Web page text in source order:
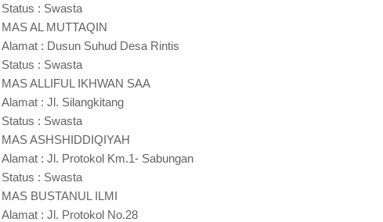
Status : Swasta
MAS AL MUTTAQIN
Alamat : Dusun Suhud Desa Rintis
Status : Swasta
MAS ALLIFUL IKHWAN SAA
Alamat : Jl. Silangkitang
Status : Swasta
MAS ASHSHIDDIQIYAH
Alamat : Jl. Protokol Km.1- Sabungan
Status : Swasta
MAS BUSTANUL ILMI
Alamat : Jl. Protokol No.28